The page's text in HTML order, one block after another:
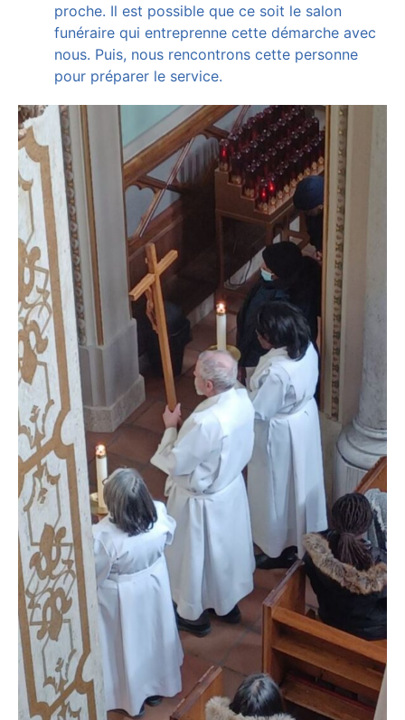
proche. Il est possible que ce soit le salon
funéraire qui entreprenne cette démarche avec
nous. Puis, nous rencontrons cette personne
pour préparer le service.